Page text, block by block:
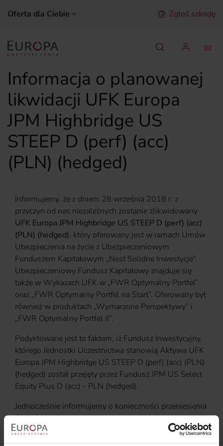
Oferta dla Ciebie Zgłoś szkodę
Informacja o planowanej
likwidacji UFK Europa
JPM Highbridge US
STEEP D (perf) (acc)
(PLN) (hedged)
Informujemy, że z dniem 28 września 2018 r. z
przyczyn od nas niezależnych zostanie zlikwidowany
UFK Europa JPM Highbridge US STEEP D (perf) (acc)
(PLN) (hedged), który oferowany jest w ramach Umów
Ubezpieczenia na życie z Ubezpieczeniowym
Funduszem Kapitałowym „Nest Solidne Inwestycje”.
Ubezpieczeniowy Fundusz Kapitałowy znajduje się
także w Wykazach UFK w „FWR Optymalny Portfel”
oraz „FWR Optymalny Portfel na Start”. Oferowany był
również w produktach „Wymarzone Perspektywy” i
„FWR Optymalny Portfel II”.
Podyktowane jest to faktem, iż Fundusz Inwestycyjny,
którego Jednostki Uczestnictwa stanowią Aktywa UFK
Europa JPM Highbridge US STEEP D (perf) (acc) (PLN)
(hedged) został przejęty przez Fundusz JPM US Select
Equity Plus D (acc) - PLN (hedged).
Jednocześnie informujemy o konieczności przeniesienia
środków z likwidowanego Ubezpieczeniowego
Funduszu Kapitałowego do dnia
25 września 2018 r.